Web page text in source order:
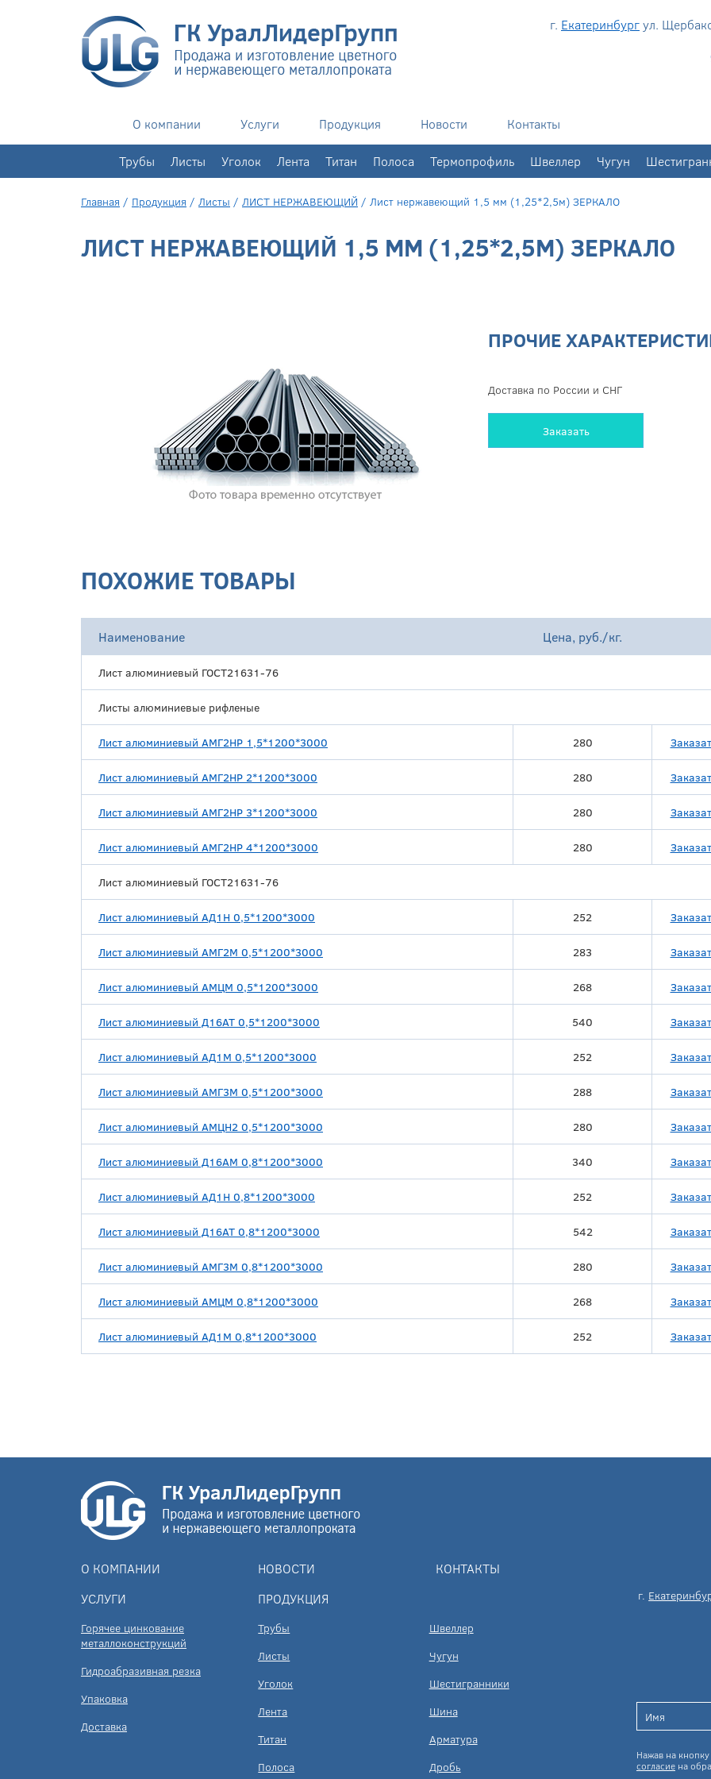
г. Екатеринбургул.
+7(343)351-76-02
О компании Услуги Продукция Новости Контакты
Трубы Листы Уголок Лента Титан Полоса Термопрофиль Швеллер Чугун
Главная / Продукция / Листы / ЛИСТ НЕРЖАВЕЮЩИЙ / Лист нержавеющий 1,5 мм (1,25*2,5м) ЗЕРКАЛО
ЛИСТ НЕРЖАВЕЮЩИЙ 1,5 ММ (1,25*2,5М) ЗЕРКАЛО
ПРОЧИЕ
Доставка по России и СНГ
Заказать
ПОХОЖИЕ ТОВАРЫ
Наименование Цена, руб./кг.
Лист алюминиевый ГОСТ21631-76
Листы алюминиевые рифленые
Лист алюминиевый АМГ2НР 1,5*1200*3000 280
Лист алюминиевый АМГ2НР 2*1200*3000 280
Лист алюминиевый АМГ2НР 3*1200*3000 280
Лист алюминиевый АМГ2НР 4*1200*3000 280
Лист алюминиевый ГОСТ21631-76
Лист алюминиевый АД1Н 0,5*1200*3000 252
Лист алюминиевый АМГ2М 0,5*1200*3000 283
Лист алюминиевый АМЦМ 0,5*1200*3000 268
Лист алюминиевый Д16АТ 0,5*1200*3000 540
Лист алюминиевый АД1М 0,5*1200*3000 252
Лист алюминиевый АМГ3М 0,5*1200*3000 288
Лист алюминиевый АМЦН2 0,5*1200*3000 280
Лист алюминиевый Д16АМ 0,8*1200*3000 340
Лист алюминиевый АД1Н 0,8*1200*3000 252
Лист алюминиевый Д16АТ 0,8*1200*3000 542
Лист алюминиевый АМГ3М 0,8*1200*3000 280
Лист алюминиевый АМЦМ 0,8*1200*3000 268
Лист алюминиевый АД1М 0,8*1200*3000 252
О КОМПАНИИ НОВОСТИ
КОНТАКТЫ
УСЛУГИ
Горячее цинкование
металлоконструкций
Гидроабразивная резка
Упаковка
Доставка
ПРОДУКЦИЯ
Трубы
Листы
Уголок
Лента
Титан
Полоса
Швеллер
Чугун
Шестигранники
Шина
Арматура
Дробь
г.
Нажав на кнопку
согласиена